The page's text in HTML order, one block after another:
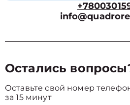
Остались
Оставьте свой номер
за 15 минут